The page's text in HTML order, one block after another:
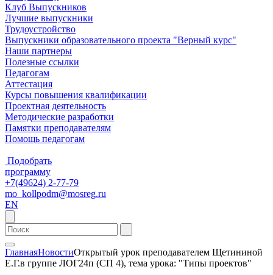
Клуб Выпускников
Лучшие выпускники
Трудоустройство
Выпускники образовательного проекта "Верный курс"
Наши партнеры
Полезные ссылки
Педагогам
Аттестация
Курсы повышения квалификации
Проектная деятельность
Методические разработки
Памятки преподавателям
Помощь педагогам
Подобрать
программу
+7(49624) 2-77-79
mo_kollpodm@mosreg.ru
EN
ГлавнаяНовостиОткрытый урок преподавателем Щетининой
Е.Г.в группе ЛОГ24п (СП 4), тема урока: "Типы проектов"